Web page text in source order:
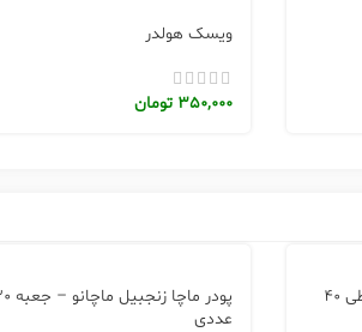
ویسک هولدر
350,000 تومان
پودر ماچا دارچین ماچانو – قوطی 40
پودر ماچا
عددی